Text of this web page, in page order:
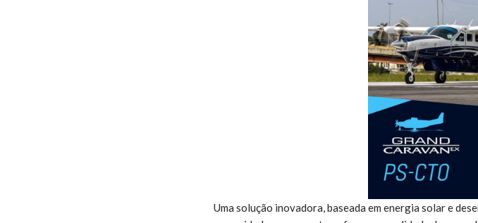
Uma solução inovadora, baseada em energia solar e